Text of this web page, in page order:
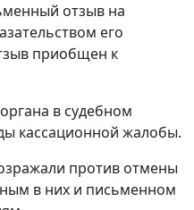
отзыв на
его
приобщен к
в судебном
кассационной жалобы.
против отмены
в них и письменном